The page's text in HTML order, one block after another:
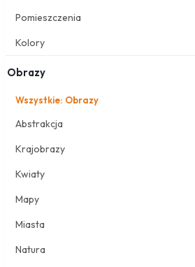
Pomieszczenia
Kolory
Obrazy
Wszystkie: Obrazy
Abstrakcja
Krajobrazy
Kwiaty
Mapy
Miasta
Natura